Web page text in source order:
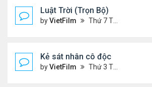
Luật Trời (Trọn Bộ)
byVietFilm Thứ 7 Tháng 10 17, 2020 9:19 pm
Kẻ sát nhân cô độc
byVietFilm Thứ 3 Tháng 11 10, 2020 9:58 am